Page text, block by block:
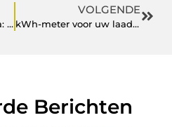
Uw autobedrijf in Breda: Autobedrijf Bovak!
VOLGENDE
kWh-meter voor uw laadpaal thuis
Berichten